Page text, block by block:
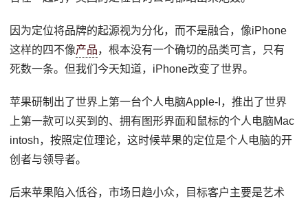
因为定位将品牌的起源视为分化，而不是融合，像iPhone
这样的四不像产品，根本没有一个确切的品类可言，只有
死数一条。但我们今天知道，iPhone改变了世界。
苹果研制出了世界上第一台个人电脑Apple-I，推出了世界
上第一款可以买到的、拥有图形界面和鼠标的个人电脑Mac
intosh，按照定位理论，这时候苹果的定位是个人电脑的开
创者与领导者。
后来苹果陷入低谷，市场日趋小众，目标客户主要是艺术